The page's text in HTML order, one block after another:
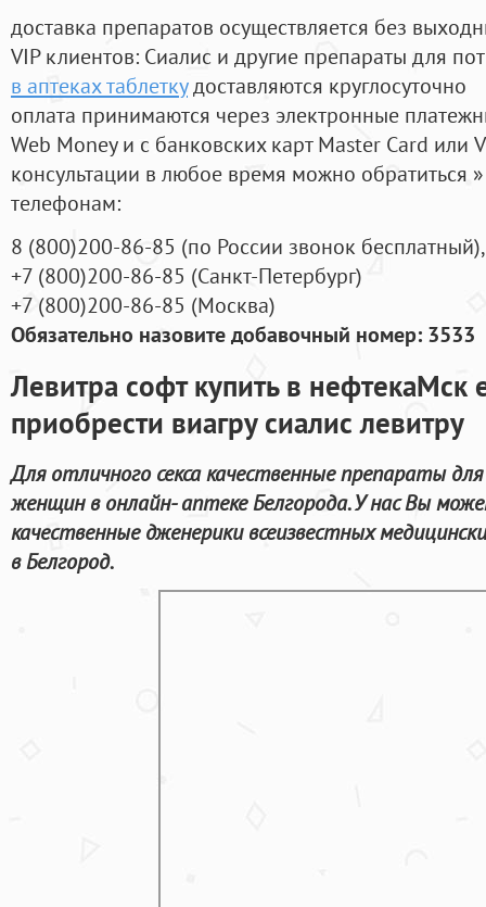
доставка препаратов осуществляется без
VIP клиентов: Сиалис и другие препараты для
в аптеках таблеткудоставляются круглосуточно
оплата принимаются через электронные
Web Money и с банковских карт Master Card или
консультации в любое время можно обратиться
телефонам:
8 (800)200-86-85 (по России звонок бесплатный),
+7 (800)200-86-85 (Санкт-Петербург)
+7 (800)200-86-85 (Москва)
Обязательно назовите добавочный номер: 3533
Левитра софт купить в нефтекаМск
приобрести виагру сиалис левитру
Для отличного секса качественные препараты
женщин в онлайн- аптеке Белгорода. У нас Вы
качественные дженерики всеизвестных
в Белгород.